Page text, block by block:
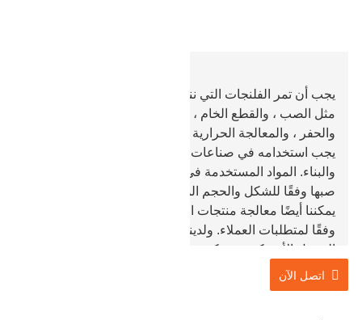
يجب أن تمر الفلنجات التي ننتجها عبر سلسلة من العمليات
مثل الصب ، والقطع الخام ، والخراطة الدقيقة ، والتثقيب ،
والحفر ، والمعالجة الحرارية ، وفحص الجودة وما إلى ذلك.
يجب استخدامه في صناعات الآلات والمعدات البترولية
والبناء. المواد المستخدمة في المعالجة والإنتاج مرنة ويمكن
صبها وفقًا للشكل والحجم المقدم من العملاء. بالطبع ،
يمكننا أيضًا معالجة منتجات الفلنجات في مراحل مختلفة
البترول الأمريكي ، ويمكن ضمان الجودة.
اتصل الآن